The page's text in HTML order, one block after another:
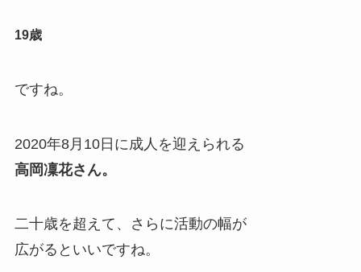
19歳
ですね。
2020年8月10日に成人を迎えられる
高岡凜花さん。
二十歳を超えて、さらに活動の幅が
広がるといいですね。